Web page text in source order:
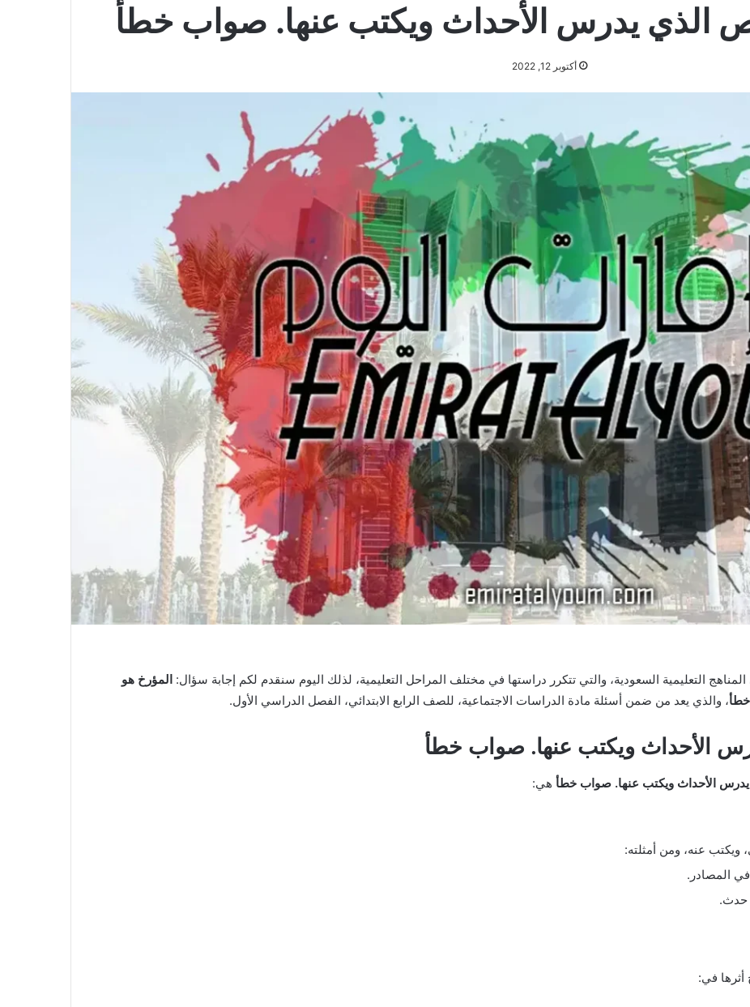
الذي يدرس الأحداث ويكتب عنها. صواب خطأ
أكتوبر 12, 2022
التعليمية السعودية، والتي تتكرر دراستها في مختلف المراحل التعليمية، لذلك اليوم سنقدم لكم إجابة سؤال: المؤرخ هو
، والذي يعد من ضمن أسئلة مادة الدراسات الاجتماعية، للصف الرابع الابتدائي، الفصل الدراسي الأول.
الأحداث ويكتب عنها. صواب خطأ
الأحداث ويكتب عنها. صواب خطأ هي:
عنه، ومن أمثلته:
في المصادر.
حدث.
أثرها في: